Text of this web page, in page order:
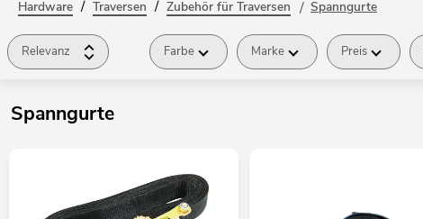
Hardware / Traversen / Zubehör für Traversen / Spanngurte
Relevanz Farbe Marke Preis
Spanngurte